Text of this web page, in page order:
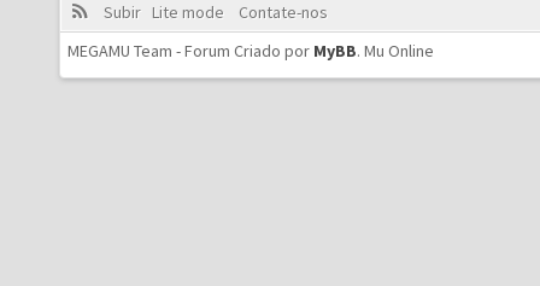
Subir Lite mode
Contate-nos
MEGAMU Team - Forum Criado por MyBB. Mu Online